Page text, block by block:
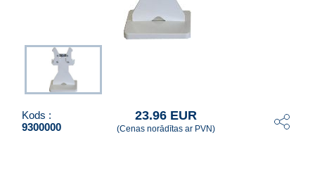
Kods :
9300000
23.96 EUR
(Cenas norādītas ar PVN)